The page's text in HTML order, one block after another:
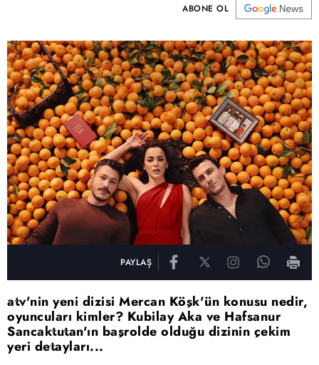
ABONE OL
PAYLAŞ
atv'nin yeni dizisi Mercan Köşk'ün konusu nedir,
oyuncuları kimler? Kubilay Aka ve Hafsanur
Sancaktutan'ın başrolde olduğu dizinin çekim
yeri detayları...